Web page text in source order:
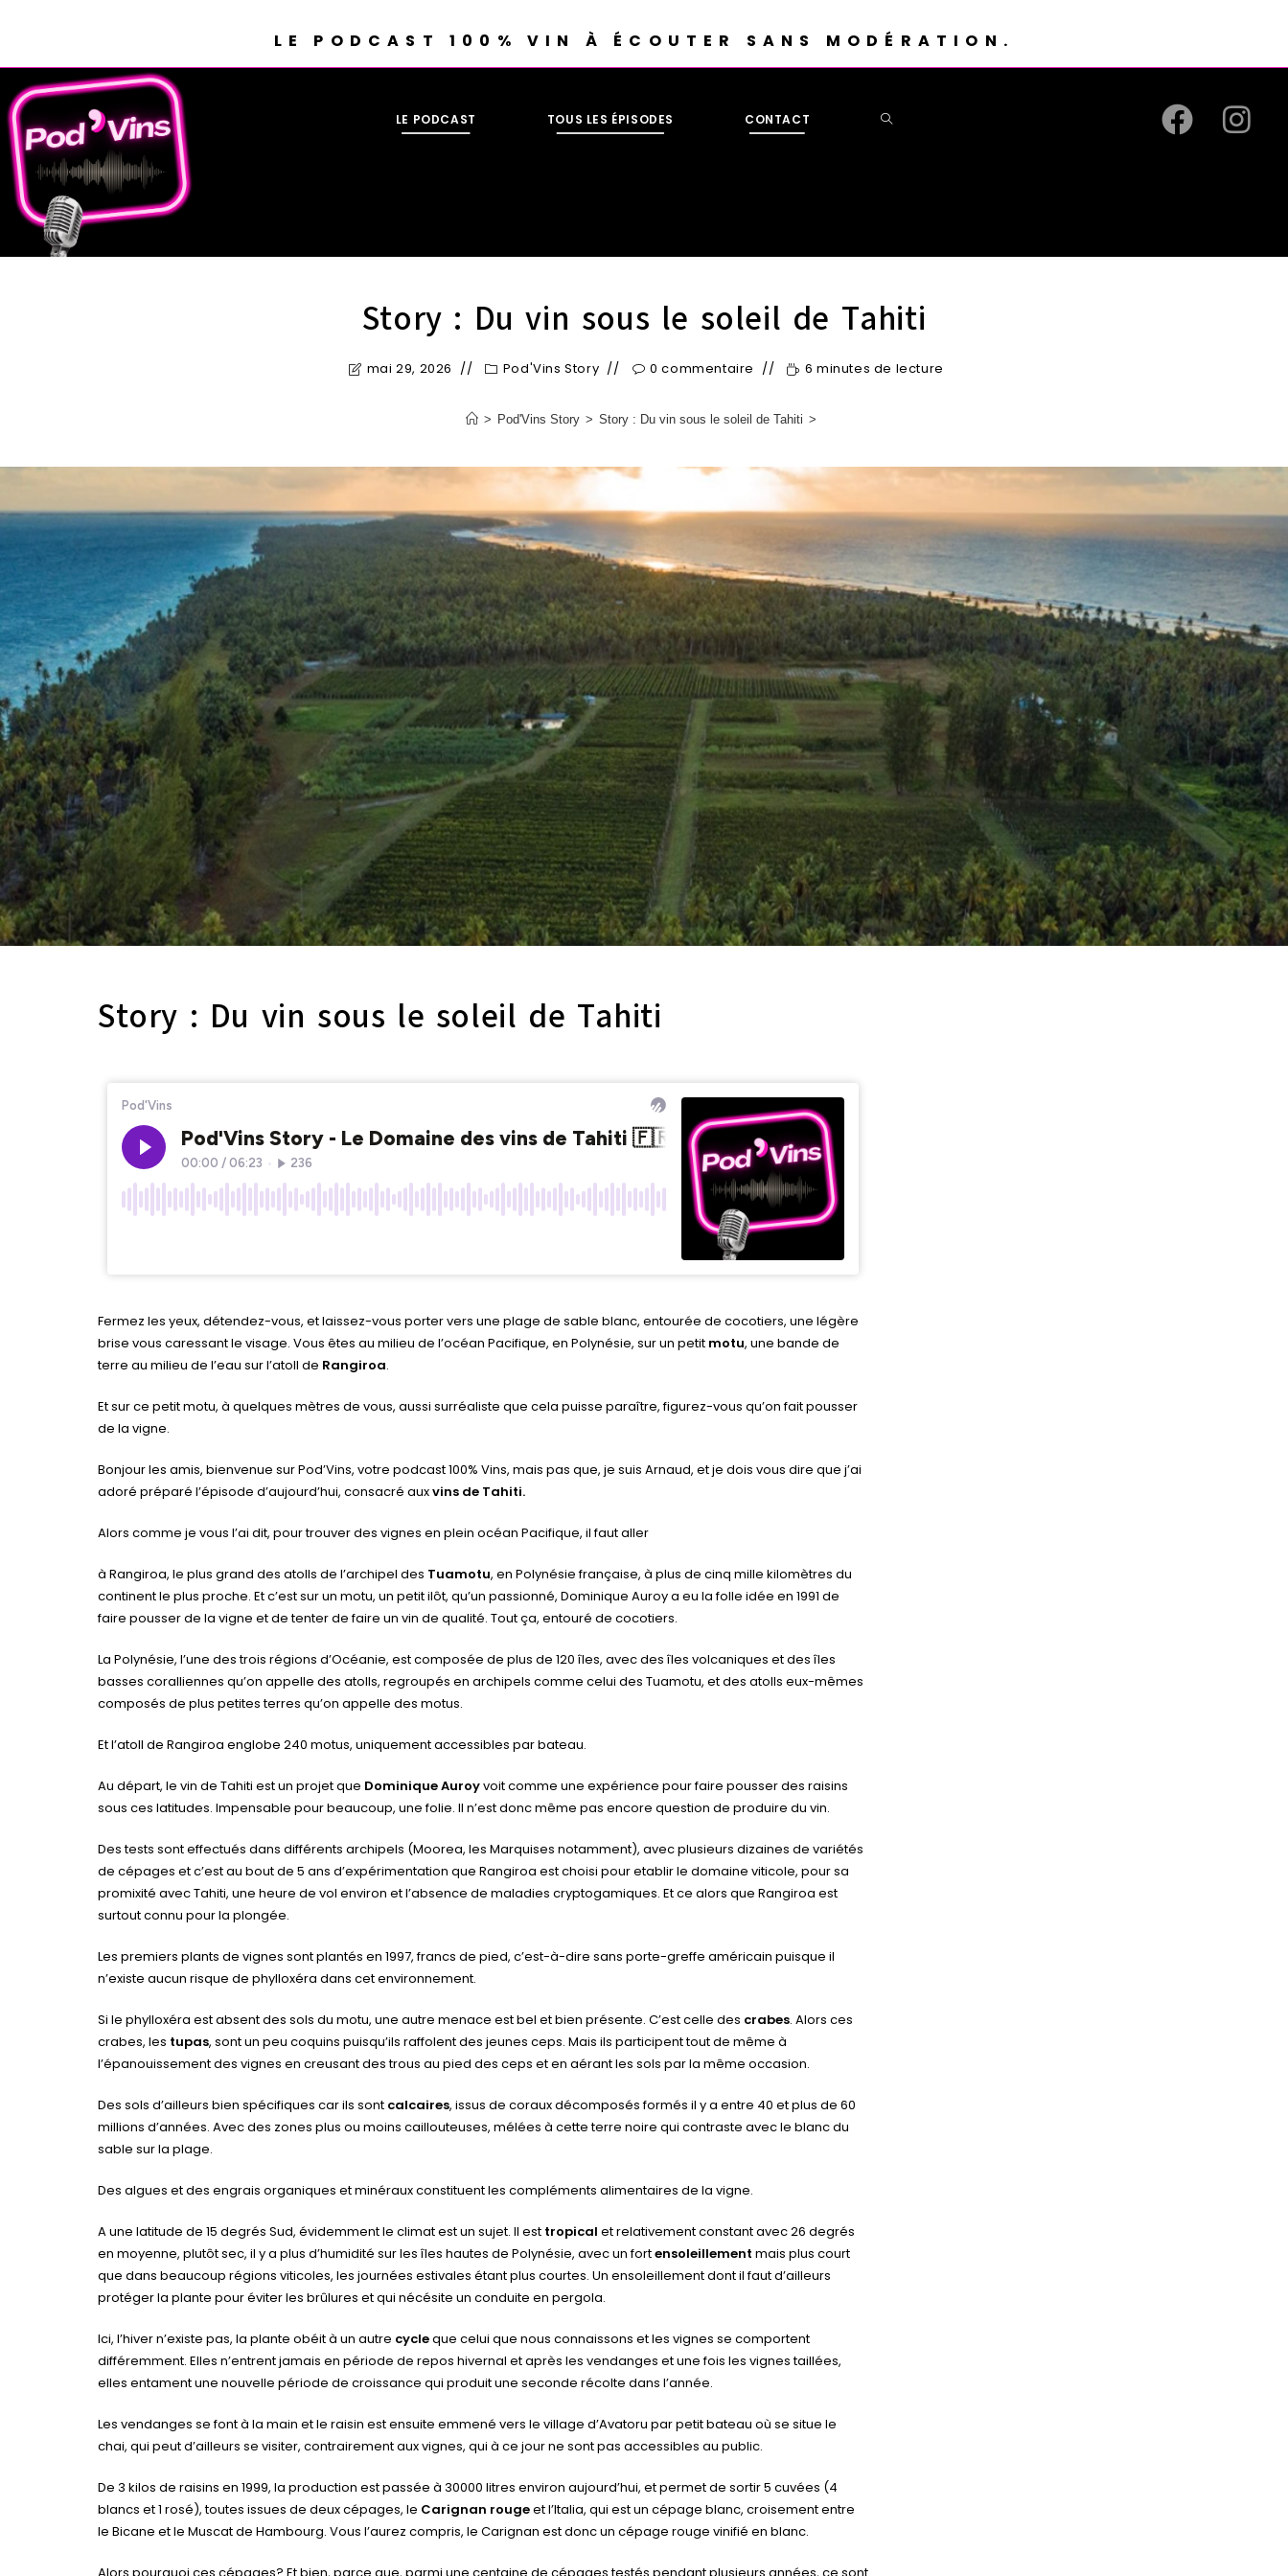
LE PODCAST 100% VIN À ÉCOUTER SANS MODÉRATION.
LE PODCAST TOUS LES ÉPISODES CONTACT
Story : Du vin sous le soleil de Tahiti
mai 29, 2026 Pod'Vins Story 0 commentaire 6 minutes de lecture
> Pod'Vins Story > Story : Du vin sous le soleil de Tahiti >
Story : Du vin sous le soleil de Tahiti
Fermez les yeux, détendez-vous, et laissez-vous porter vers une plage de sable blanc, entourée de cocotiers, une légère
brise vous caressant le visage. Vous êtes au milieu de l’océan Pacifique, en Polynésie, sur un petit motu, une bande de
terre au milieu de l’eau sur l’atoll de Rangiroa.
Et sur ce petit motu, à quelques mètres de vous, aussi surréaliste que cela puisse paraître, figurez-vous qu’on fait pousser
de la vigne.
Bonjour les amis, bienvenue sur Pod’Vins, votre podcast 100% Vins, mais pas que, je suis Arnaud, et je dois vous dire que j’ai
adoré préparé l’épisode d’aujourd’hui, consacré auxvins de Tahiti.
Alors comme je vous l’ai dit, pour trouver des vignes en plein océan Pacifique, il faut aller
à Rangiroa, le plus grand des atolls de l’archipel des Tuamotu, en Polynésie française, à plus de cinq mille kilomètres du
continent le plus proche. Et c’est sur un motu, un petit ilôt, qu’un passionné, Dominique Auroy a eu la folle idée en 1991 de
faire pousser de la vigne et de tenter de faire un vin de qualité. Tout ça, entouré de cocotiers.
La Polynésie, l’une des trois régions d’Océanie, est composée de plus de 120 îles, avec des îles volcaniques et des îles
basses coralliennes qu’on appelle des atolls, regroupés en archipels comme celui des Tuamotu, et des atolls eux-mêmes
composés de plus petites terres qu’on appelle des motus.
Et l’atoll de Rangiroa englobe 240 motus, uniquement accessibles par bateau.
Au départ, le vin de Tahiti est un projet que Dominique Auroyvoit comme une expérience pour faire pousser des raisins
sous ces latitudes. Impensable pour beaucoup, une folie. Il n’est donc même pas encore question de produire du vin.
Des tests sont effectués dans différents archipels (Moorea, les Marquises notamment), avec plusieurs dizaines de variétés
de cépages et c’est au bout de 5 ans d’expérimentation que Rangiroa est choisi pour etablir le domaine viticole, pour sa
promixité avec Tahiti, une heure de vol environ et l’absence de maladies cryptogamiques. Et ce alors que Rangiroa est
surtout connu pour la plongée.
Les premiers plants de vignes sont plantés en 1997, francs de pied, c’est-à-dire sans porte-greffe américain puisque il
n’existe aucun risque de phylloxéra dans cet environnement.
Si le phylloxéra est absent des sols du motu, une autre menace est bel et bien présente. C’est celle des crabes. Alors ces
crabes, les tupas, sont un peu coquins puisqu’ils raffolent des jeunes ceps. Mais ils participent tout de même à
l’épanouissement des vignes en creusant des trous au pied des ceps et en aérant les sols par la même occasion.
Des sols d’ailleurs bien spécifiques car ils sont calcaires, issus de coraux décomposés formés il y a entre 40 et plus de 60
millions d’années. Avec des zones plus ou moins caillouteuses, mélées à cette terre noire qui contraste avec le blanc du
sable sur la plage.
Des algues et des engrais organiques et minéraux constituent les compléments alimentaires de la vigne.
A une latitude de 15 degrés Sud, évidemment le climat est un sujet. Il est tropical et relativement constant avec 26 degrés
en moyenne, plutôt sec, il y a plus d’humidité sur les îles hautes de Polynésie, avec un fortensoleillement mais plus court
que dans beaucoup régions viticoles, les journées estivales étant plus courtes. Un ensoleillement dont il faut d’ailleurs
protéger la plante pour éviter les brûlures et qui nécésite un conduite en pergola.
Ici, l’hiver n’existe pas, la plante obéit à un autre cycleque celui que nous connaissons et les vignes se comportent
différemment. Elles n’entrent jamais en période de repos hivernal et après les vendanges et une fois les vignes taillées,
elles entament une nouvelle période de croissance qui produit une seconde récolte dans l’année.
Les vendanges se font à la main et le raisin est ensuite emmené vers le village d’Avatoru par petit bateau où se situe le
chai, qui peut d’ailleurs se visiter, contrairement aux vignes, qui à ce jour ne sont pas accessibles au public.
De 3 kilos de raisins en 1999, la production est passée à 30000 litres environ aujourd’hui, et permet de sortir 5 cuvées (4
blancs et 1 rosé), toutes issues de deux cépages, le Carignan rougeet l’Italia, qui est un cépage blanc, croisement entre
le Bicane et le Muscat de Hambourg. Vous l’aurez compris, le Carignan est donc un cépage rouge vinifié en blanc.